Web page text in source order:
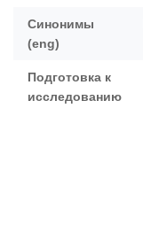
Синонимы
(eng)
Подготовка к
исследованию